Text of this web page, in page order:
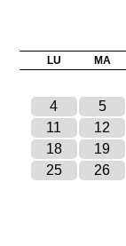
LU MA
4
5
11
12
18
19
25
26